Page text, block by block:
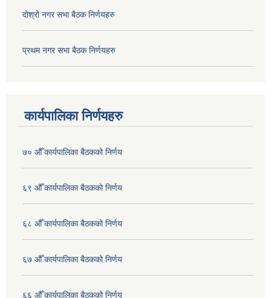
दोश्रो नगर सभा बैठक निर्णयहरु
प्रथम नगर सभा बैठक निर्णयहरु
कार्यपालिका निर्णयहरु
७० औँ कार्यपालिका बैठकको निर्णय
६९ औँ कार्यपालिका बैठकको निर्णय
६८ औँ कार्यपालिका बैठकको निर्णय
६७ औँ कार्यपालिका बैठकको निर्णय
६६ औँ कार्यपालिका बैठकको निर्णय